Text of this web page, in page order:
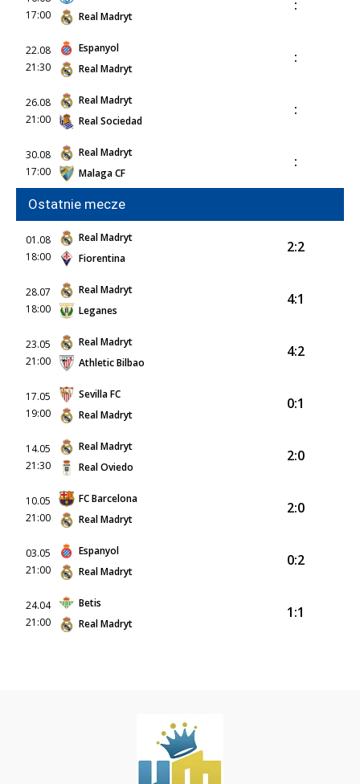
17:00
Real Madryt
:
22.08
21:30
Espanyol
Real Madryt
:
26.08
21:00
Real Madryt
Real Sociedad
:
30.08
17:00
Real Madryt
Malaga CF
:
Ostatnie mecze
01.08
18:00
Real Madryt
Fiorentina
2:2
28.07
18:00
Real Madryt
Leganes
4:1
23.05
21:00
Real Madryt
Athletic Bilbao
4:2
17.05
19:00
Sevilla FC
Real Madryt
0:1
14.05
21:30
Real Madryt
Real Oviedo
2:0
10.05
21:00
FC Barcelona
Real Madryt
2:0
03.05
21:00
Espanyol
Real Madryt
0:2
24.04
21:00
Betis
Real Madryt
1:1